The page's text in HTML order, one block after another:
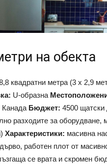
на обекта
квадратни метра (3 х 2,9
U-образна
Бюджет: 4500 щатски
разходите за оборудване,
Характеристики: масивна
работен плот от
се врата и скромен